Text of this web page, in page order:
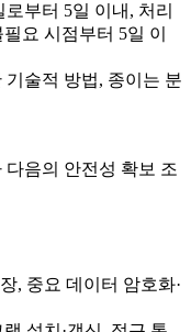
부터 5일 이내, 처리
요 시점부터 5일 이
술적 방법, 종이는 분
음의 안전성 확보 조
, 중요 데이터 암호화·